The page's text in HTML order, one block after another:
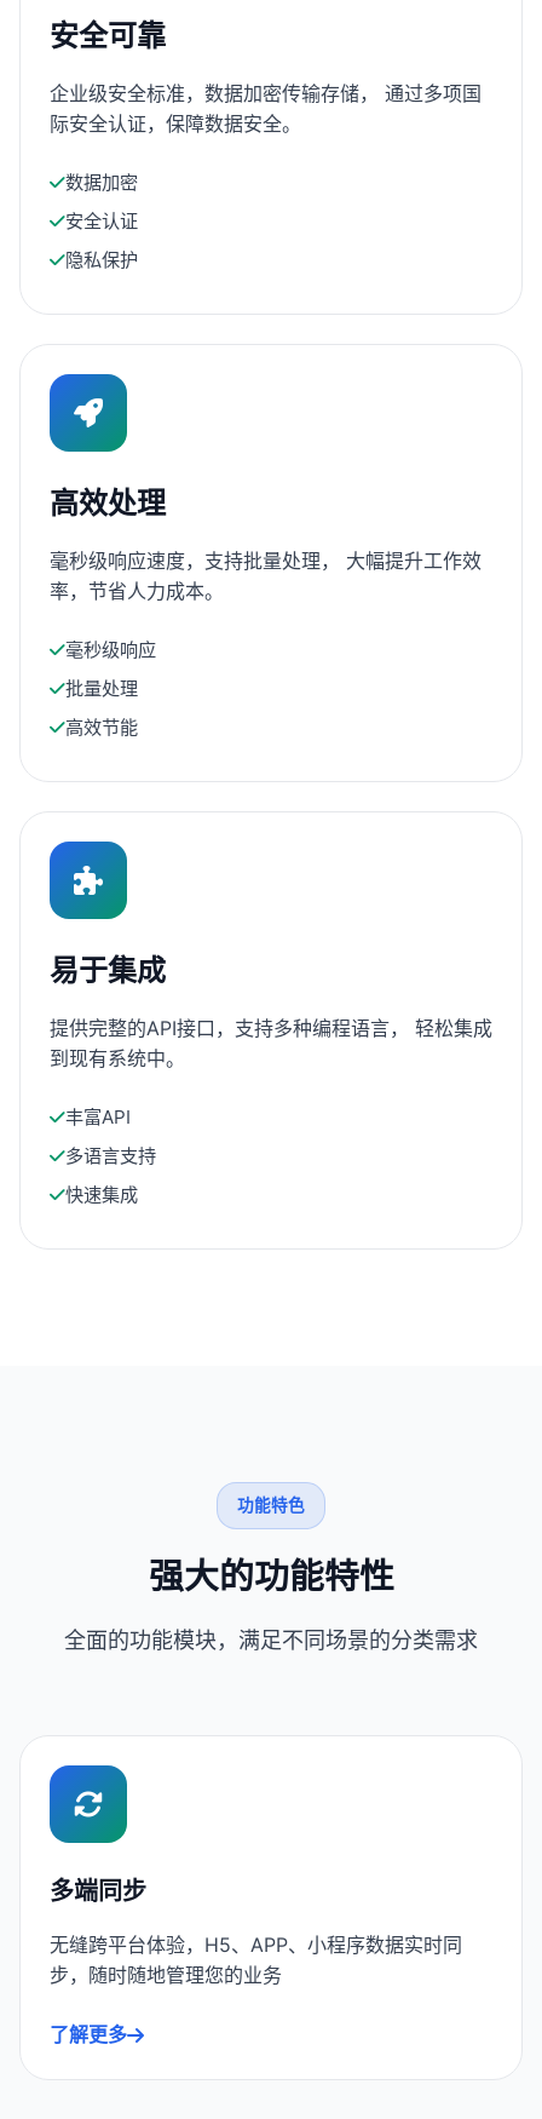
安全可靠
企业级安全标准，数据加密传输存储， 通过多项国
际安全认证，保障数据安全。
数据加密
安全认证
隐私保护
高效处理
毫秒级响应速度，支持批量处理， 大幅提升工作效
率，节省人力成本。
毫秒级响应
批量处理
高效节能
易于集成
提供完整的API接口，支持多种编程语言， 轻松集成
到现有系统中。
丰富API
多语言支持
快速集成
功能特色
强大的功能特性
全面的功能模块，满足不同场景的分类需求
多端同步
无缝跨平台体验，H5、APP、小程序数据实时同
步，随时随地管理您的业务
了解更多